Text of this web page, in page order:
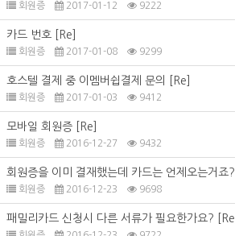
회원증 2017-01-12 9222
카드 번호 [Re]
회원증 2017-01-08 9299
호스텔 결제 중 이멤버쉽결제 문의 [Re]
회원증 2017-01-03 9412
모바일 회원증 [Re]
회원증 2016-12-27 9432
회원증을 이미 결재했는데 카드는 언제오는거죠?
회원증 2016-12-23 9698
패밀리카드 신청시 다른 서류가 필요한가요? [Re]